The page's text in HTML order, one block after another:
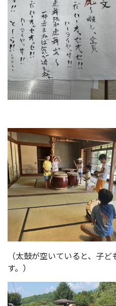
（太鼓が空いていると、子
す。）